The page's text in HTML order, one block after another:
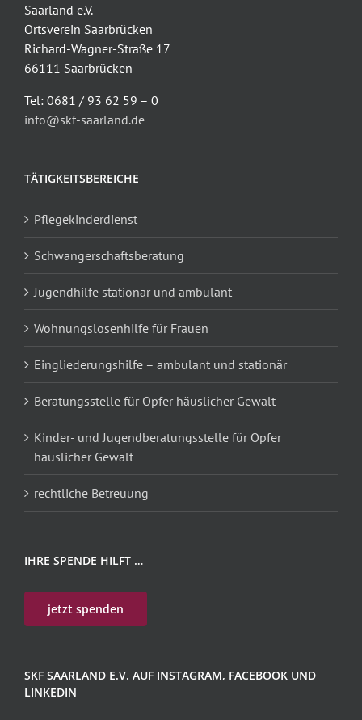
Saarland e.V.
Ortsverein Saarbrücken
Richard-Wagner-Straße 17
66111 Saarbrücken
Tel: 0681 / 93 62 59 – 0
info@skf-saarland.de
TÄTIGKEITSBEREICHE
Pflegekinderdienst
Schwangerschaftsberatung
Jugendhilfe stationär und ambulant
Wohnungslosenhilfe für Frauen
Eingliederungshilfe – ambulant und stationär
Beratungsstelle für Opfer häuslicher Gewalt
Kinder- und Jugendberatungsstelle für Opfer
häuslicher Gewalt
rechtliche Betreuung
IHRE SPENDE HILFT …
jetzt spenden
SKF SAARLAND E.V. AUF INSTAGRAM, FACEBOOK UND
LINKEDIN